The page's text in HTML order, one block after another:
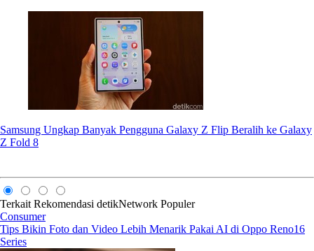
Samsung Ungkap Banyak Pengguna Galaxy Z Flip Beralih ke Galaxy
Z Fold 8
Terkait Rekomendasi detikNetwork Populer
Consumer
Tips Bikin Foto dan Video Lebih Menarik Pakai AI di Oppo Reno16
Series